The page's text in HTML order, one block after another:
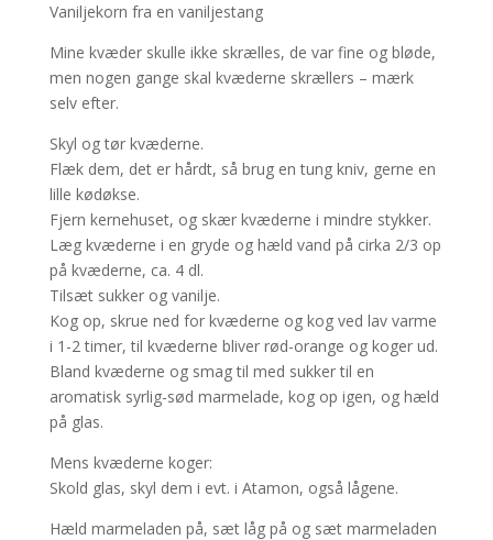
Vaniljekorn fra en vaniljestang
Mine kvæder skulle ikke skrælles, de var fine og bløde,
men nogen gange skal kvæderne skrællers – mærk
selv efter.
Skyl og tør kvæderne.
Flæk dem, det er hårdt, så brug en tung kniv, gerne en
lille kødøkse.
Fjern kernehuset, og skær kvæderne i mindre stykker.
Læg kvæderne i en gryde og hæld vand på cirka 2/3 op
på kvæderne, ca. 4 dl.
Tilsæt sukker og vanilje.
Kog op, skrue ned for kvæderne og kog ved lav varme
i 1-2 timer, til kvæderne bliver rød-orange og koger ud.
Bland kvæderne og smag til med sukker til en
aromatisk syrlig-sød marmelade, kog op igen, og hæld
på glas.
Mens kvæderne koger:
Skold glas, skyl dem i evt. i Atamon, også lågene.
Hæld marmeladen på, sæt låg på og sæt marmeladen